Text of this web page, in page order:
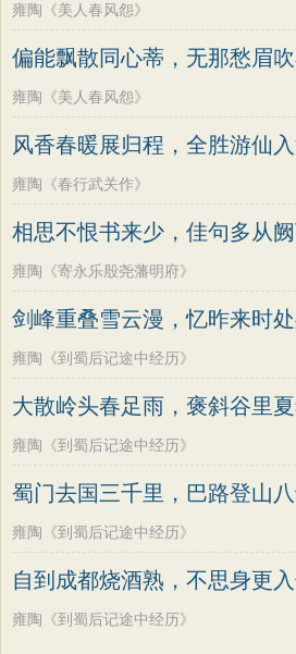
雍陶《美人春风怨》
偏能飘散同心蒂，无那愁眉吹
雍陶《美人春风怨》
风香春暖展归程，全胜游仙入
雍陶《春行武关作》
相思不恨书来少，佳句多从阙
雍陶《寄永乐殷尧藩明府》
剑峰重叠雪云漫，忆昨来时处
雍陶《到蜀后记途中经历》
大散岭头春足雨，褒斜谷里夏
雍陶《到蜀后记途中经历》
蜀门去国三千里，巴路登山八
雍陶《到蜀后记途中经历》
自到成都烧酒熟，不思身更入
雍陶《到蜀后记途中经历》